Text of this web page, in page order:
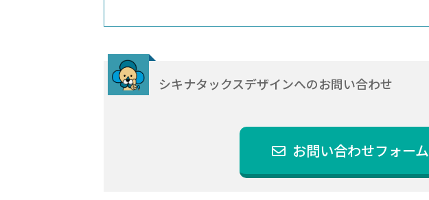
シキナタックスデザインへのお問い合わせ
お問い合わせフォーム